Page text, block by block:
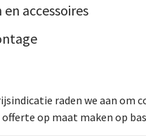
accessoires
raden we aan
op maat maken op